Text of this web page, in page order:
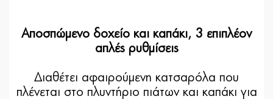
Αποσπώμενο δοχείο και καπάκι, 3 επιπλέον
απλές ρυθμίσεις
Διαθέτει αφαιρούμενη κατσαρόλα που
πλένεται στο πλυντήριο πιάτων και καπάκι για